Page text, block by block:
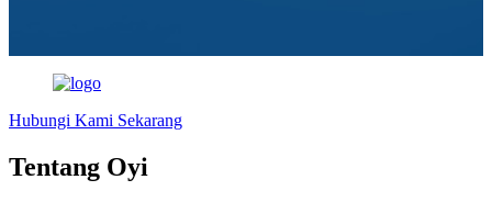
Hubungi Kami Sekarang
Tentang Oyi